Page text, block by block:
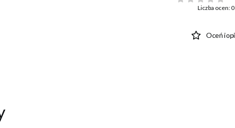
Liczba ocen: 0
Oceń i